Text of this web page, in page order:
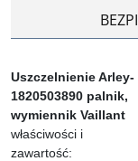
Uszczelnienie Arley-
1820503890 palnik,
wymiennik Vaillant
właściwości i
zawartość: